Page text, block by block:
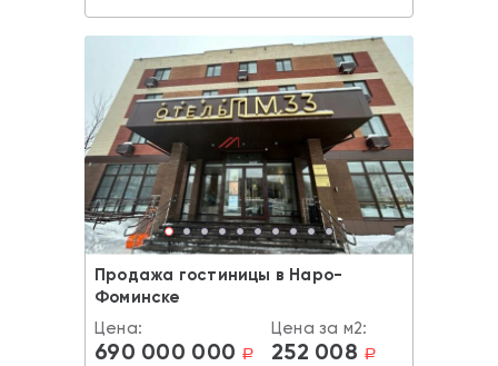
Продажа гостиницы в Наро-
Фоминске
Цена:
690 000 000 a
Цена за м2:
252 008 a